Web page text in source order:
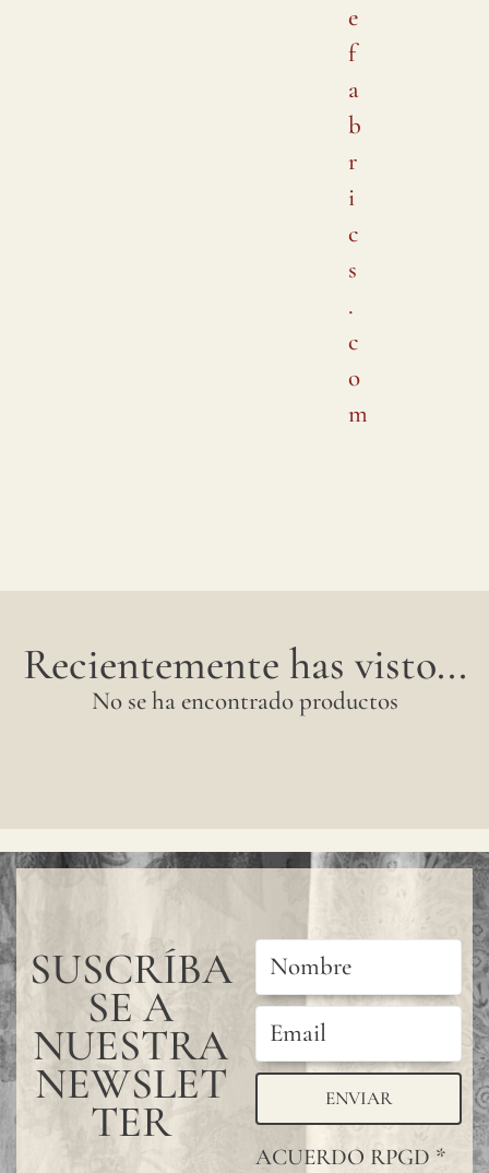
e
f
a
b
r
i
c
s
.
c
o
m
Recientemente has visto...
No se ha encontrado productos
SUSCRÍBA
SE A
NUESTRA
NEWSLET
TER ENVIAR
ACUERDO RPGD *